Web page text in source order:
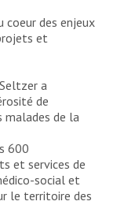
coeur des enjeux
et
a
de
malades de la
600
et services de
social et
le territoire des